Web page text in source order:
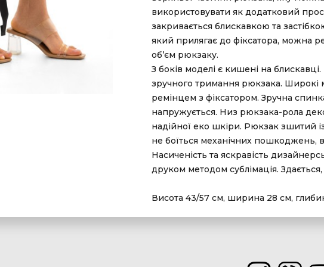
використовувати як додатковий
закривається блискавкою та
який прилягає до фіксатора, можна
об’єм рюкзаку.
З боків моделі є кишені на
зручного тримання рюкзака. Широкі
ремінцем з фіксатором. Зручна
напружується. Низ рюкзака-рола
надійної еко шкіри. Рюкзак зшитий
не боїться механічних пошкоджень,
Насиченість та яскравість
друком методом сублімація.
Висота 43/57 см, ширина 28 см,